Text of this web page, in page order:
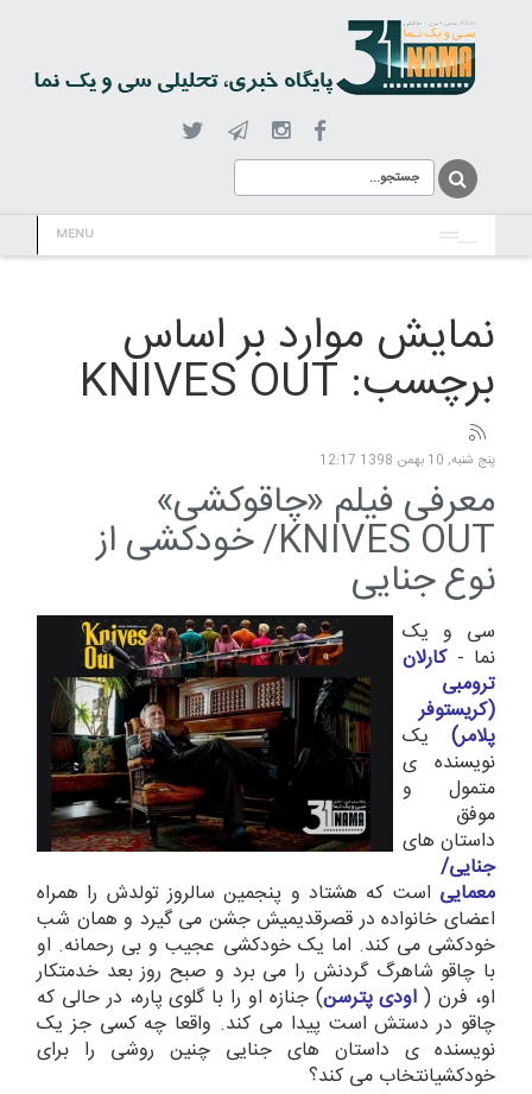
MENU
نمایش موارد بر اساس
برچسب: KNIVES OUT
پنج شنبه, 10 بهمن 1398 12:17
معرفی فیلم «چاقوکشی»
KNIVES OUT/ خودکشی از
نوع جنایی
سی و یک
نما -کارلان
ترومبی
(کریستوفر
پلامر)
یک
نویسنده ی
متمول و
موفق
داستان های
جنایی/
معمایی است که هشتاد و پنجمین سالروز تولدش را همراه
اعضای خانواده در قصرقدیمیش جشن می گیرد و همان شب
خودکشی می کند. اما یک خودکشی عجیب و بی رحمانه. او
با چاقو شاهرگ گردنش را می برد و صبح روز بعد خدمتکار
او، فرن ( اودی پترسن) جنازه او را با گلوی پاره، در حالی که
چاقو در دستش است پیدا می کند. واقعا چه کسی جز یک
نویسنده ی داستان های جنایی چنین روشی را برای
خودکشیانتخاب می کند؟